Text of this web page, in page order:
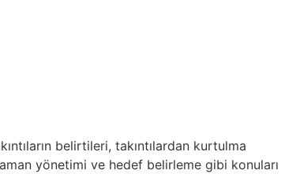
belirtileri, takıntılardan kurtulma
yönetimi ve hedef belirleme gibi konuları